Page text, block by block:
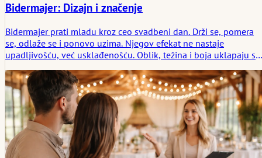
Bidermajer: Dizajn i značenje
Bidermajer prati mladu kroz ceo svadbeni dan. Drži se, pomera
se, odlaže se i ponovo uzima. Njegov efekat ne nastaje
upadljivošću, već usklađenošću. Oblik, težina i boja uklapaju se